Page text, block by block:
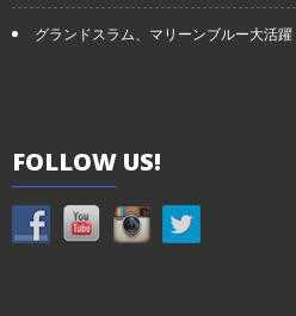
グランドスラム、マリーンブルー大活躍
FOLLOW US!